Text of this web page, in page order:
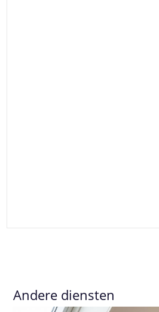
Andere diensten